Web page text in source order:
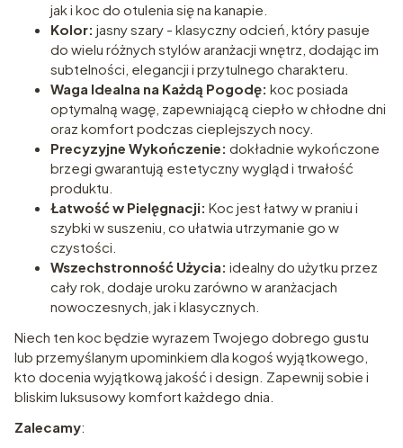
jak i koc do otulenia się na kanapie.
Kolor: jasny szary - klasyczny odcień, który pasuje
do wielu różnych stylów aranżacji wnętrz, dodając im
subtelności, elegancji i przytulnego charakteru.
Waga Idealna na Każdą Pogodę: koc posiada
optymalną wagę, zapewniającą ciepło w chłodne dni
oraz komfort podczas cieplejszych nocy.
Precyzyjne Wykończenie: dokładnie wykończone
brzegi gwarantują estetyczny wygląd i trwałość
produktu.
Łatwość w Pielęgnacji: Koc jest łatwy w praniu i
szybki w suszeniu, co ułatwia utrzymanie go w
czystości.
Wszechstronność Użycia: idealny do użytku przez
cały rok, dodaje uroku zarówno w aranżacjach
nowoczesnych, jak i klasycznych.
Niech ten koc będzie wyrazem Twojego dobrego gustu
lub przemyślanym upominkiem dla kogoś wyjątkowego,
kto docenia wyjątkową jakość i design. Zapewnij sobie i
bliskim luksusowy komfort każdego dnia.
Zalecamy: